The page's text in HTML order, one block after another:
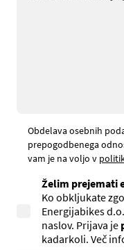
Obdelava osebnih
prepogodbenega
vam je na voljo v
Želim prejemati
Ko obkljukate
Energijabikes
naslov. Prijava je
kadarkoli. Več